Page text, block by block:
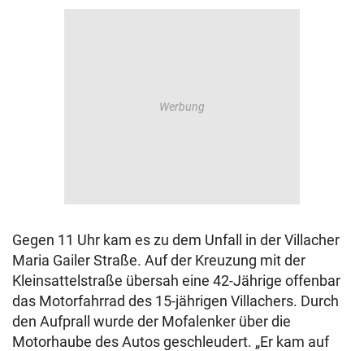
Gegen 11 Uhr kam es zu dem Unfall in der Villacher
Maria Gailer Straße. Auf der Kreuzung mit der
Kleinsattelstraße übersah eine 42-Jährige offenbar
das Motorfahrrad des 15-jährigen Villachers. Durch
den Aufprall wurde der Mofalenker über die
Motorhaube des Autos geschleudert. „Er kam auf